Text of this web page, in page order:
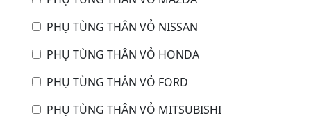
PHỤ TÙNG THÂN VỎ NISSAN
PHỤ TÙNG THÂN VỎ HONDA
PHỤ TÙNG THÂN VỎ FORD
PHỤ TÙNG THÂN VỎ MITSUBISHI